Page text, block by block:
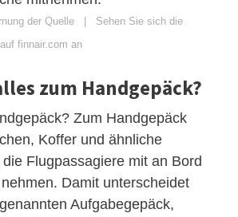
der Quelle
Sehen Sie sich die
finnair.com an
zum Handgepäck?
Zum Handgepäck
Koffer und ähnliche
Flugpassagiere mit an Bord
Damit unterscheidet
Aufgabegepäck,